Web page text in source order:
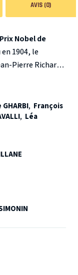
AVIS (0)
Prix Nobel de
1904, le
Pierre Richard
pièce de
scène ont été
pièce
, en 2004 voici
l’œuvre
et démontrant le
Lamartine
d’
renouer
de
, François
, Léa